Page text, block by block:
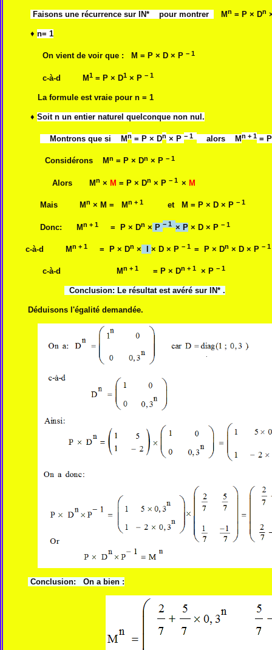
Faisons une récurrence sur IN* pour montrer Mn = P × Dn
♦ n= 1
On vient de voir que : M = P × D × P − 1
c-à-d M1 = P × D1 × P − 1
La formule est vraie pour n = 1
♦ Soit n un entier naturel quelconque non nul.
Montrons que si Mn = P × Dn × P − 1 alors Mn + 1 =
Considérons Mn = P × Dn × P − 1
Alors Mn × M = P × Dn × P − 1 × M
Mais Mn × M = Mn + 1 et M = P × D × P − 1
Donc: Mn + 1 = P × Dn × P − 1 × P × D × P − 1
c-à-d Mn + 1 = P × Dn × × D × P − 1 = P × Dn × D × P − 1
c-à-d Mn + 1 = P × Dn + 1 × P − 1
Conclusion: Le résultat est avéré sur IN* .
Déduisons l'égalité demandée.
Conclusion: On a bien :